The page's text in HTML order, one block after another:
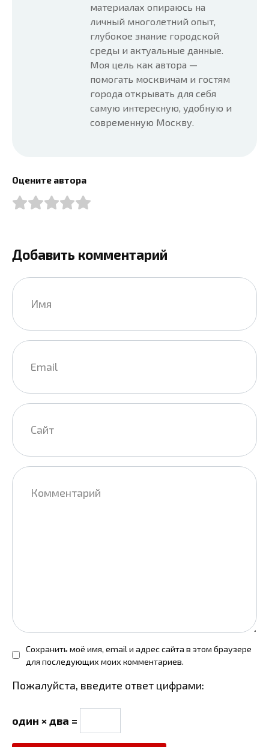
материалах опираюсь на
личный многолетний опыт,
глубокое знание городской
среды и актуальные данные.
Моя цель как автора —
помогать москвичам и гостям
города открывать для себя
самую интересную, удобную и
современную Москву.
Оцените автора
Добавить комментарий
Имя
Email
Сайт
Комментарий
Сохранить моё имя, email и адрес сайта в этом браузере
для последующих моих комментариев.
Пожалуйста, введите ответ цифрами:
один × два =